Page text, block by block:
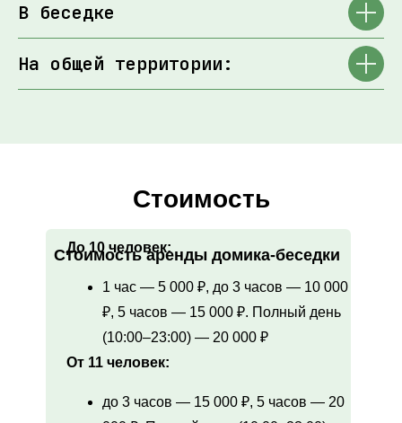
В беседке
На общей территории:
Стоимость
Стоимость аренды домика-беседки
До 10 человек:
1 час — 5 000 ₽, до 3 часов — 10 000
₽, 5 часов — 15 000 ₽. Полный день
(10:00–23:00) — 20 000 ₽
От 11 человек:
до 3 часов — 15 000 ₽, 5 часов — 20